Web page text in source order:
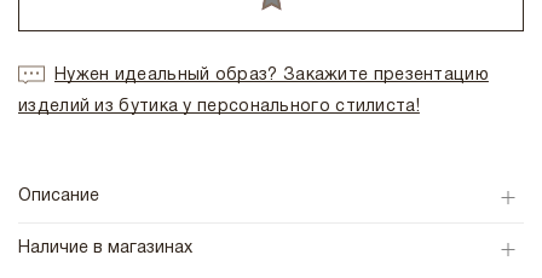
Нужен идеальный образ? Закажите презентацию
изделий из бутика у персонального стилиста!
Описание
Наличие в магазинах